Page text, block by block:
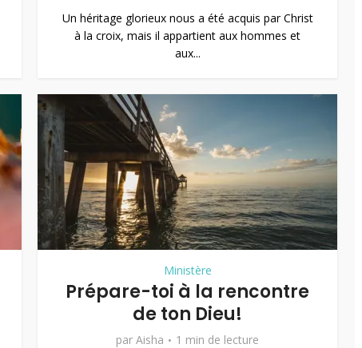
Un héritage glorieux nous a été acquis par Christ
à la croix, mais il appartient aux hommes et
aux...
Ministère
Prépare-toi à la rencontre
de ton Dieu!
par Aisha
1 min de lecture